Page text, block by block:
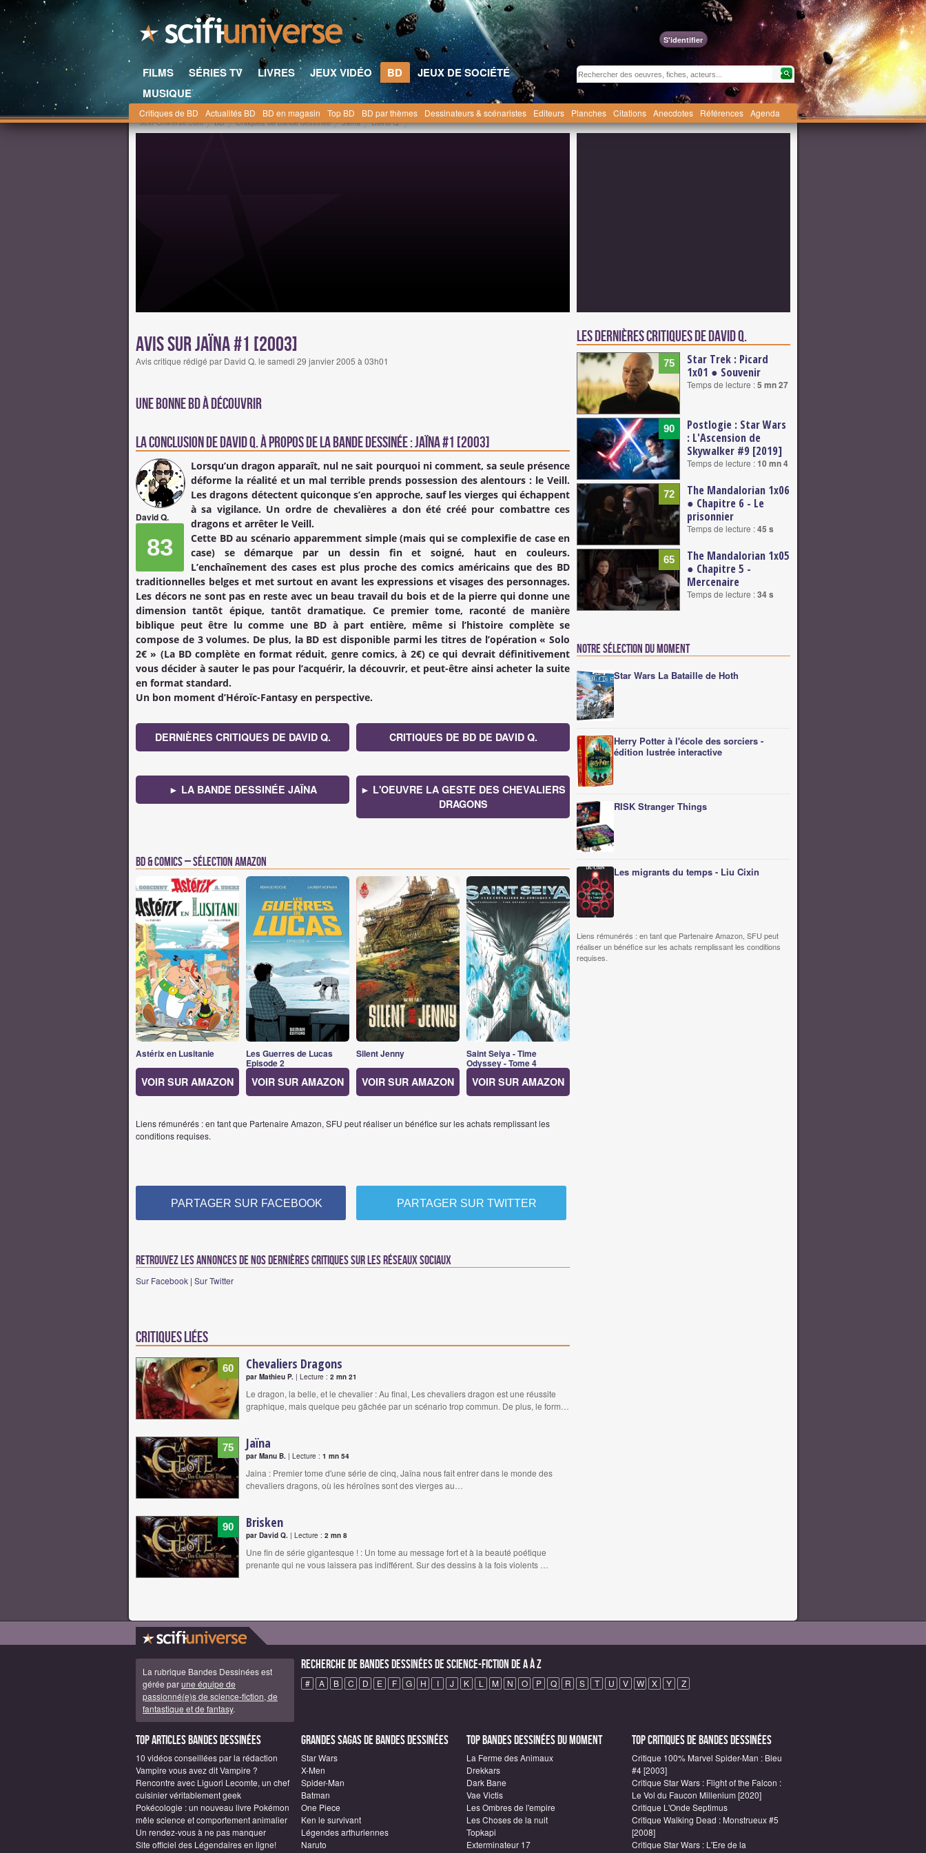
S'identifier
FILMS SÉRIES TV LIVRES JEUX VIDÉO BD
JEUX DE SOCIÉTÉ
MUSIQUE
Critiques de BD Actualités BD BD en magasin Top BD BD par thèmes Dessinateurs & scénaristes Editeurs Planches Citations Anecdotes Références Agenda
Scifi-Universe.com BD Critiques de bande dessinée Jaïna David Q.
Avis sur Jaïna #1 [2003]
Avis critique rédigé par David Q. le samedi 29 janvier 2005 à 03h01
Une bonne BD à découvrir
La conclusion deDavid Q.à propos de la Bande Dessinée : Jaïna #1 [2003]
David Q.
83
Lorsqu’un dragon apparaît, nul ne sait pourquoi ni comment, sa seule présence
déforme la réalité et un mal terrible prends possession des alentours : le Veill.
Les dragons détectent quiconque s’en approche, sauf les vierges qui échappent
à sa vigilance. Un ordre de chevalières a don été créé pour combattre ces
dragons et arrêter le Veill.
Cette BD au scénario apparemment simple (mais qui se complexifie de case en
case) se démarque par un dessin fin et soigné, haut en couleurs.
L’enchaînement des cases est plus proche des comics américains que des BD
traditionnelles belges et met surtout en avant les expressions et visages des personnages.
Les décors ne sont pas en reste avec un beau travail du bois et de la pierre qui donne une
dimension tantôt épique, tantôt dramatique. Ce premier tome, raconté de manière
biblique peut être lu comme une BD à part entière, même si l’histoire complète se
compose de 3 volumes. De plus, la BD est disponible parmi les titres de l’opération « Solo
2€ » (La BD complète en format réduit, genre comics, à 2€) ce qui devrait définitivement
vous décider à sauter le pas pour l’acquérir, la découvrir, et peut-être ainsi acheter la suite
en format standard.
Un bon moment d’Héroïc-Fantasy en perspective.
DERNIÈRES CRITIQUES DE DAVID Q. CRITIQUES DE BD DE DAVID Q.
► LA BANDE DESSINÉE JAÏNA
► L'OEUVRE LA GESTE DES CHEVALIERS
DRAGONS
BD & Comics – Sélection Amazon
Astérix en Lusitanie
VOIR SUR AMAZON
Les Guerres de Lucas
Episode 2
VOIR SUR AMAZON
Silent Jenny
VOIR SUR AMAZON
Saint Seiya - Time
Odyssey - Tome 4
VOIR SUR AMAZON
Liens rémunérés : en tant que Partenaire Amazon, SFU peut réaliser un bénéfice sur les achats remplissant les
conditions requises.
PARTAGER SUR FACEBOOK PARTAGER SUR TWITTER
Retrouvez les annonces de nos dernières critiques sur les réseaux sociaux
Sur Facebook | Sur Twitter
Critiques liées
60 Chevaliers Dragons
par Mathieu P. | Lecture : 2 mn 21
Le dragon, la belle, et le chevalier : Au final, Les chevaliers dragon est une réussite
graphique, mais quelque peu gâchée par un scénario trop commun. De plus, le form…
75 Jaïna
par Manu B. | Lecture : 1 mn 54
Jaina : Premier tome d'une série de cinq, Jaïna nous fait entrer dans le monde des
chevaliers dragons, où les héroïnes sont des vierges au…
90 Brisken
par David Q. | Lecture : 2 mn 8
Une fin de série gigantesque ! : Un tome au message fort et à la beauté poétique
prenante qui ne vous laissera pas indifférent. Sur des dessins à la fois violents …
Les dernières critiques de David Q.
75
Star Trek : Picard
1x01 ● Souvenir
Temps de lecture :5 mn 27
90
Postlogie : Star Wars
: L'Ascension de
Skywalker #9 [2019]
Temps de lecture :10 mn 4
72
The Mandalorian 1x06
● Chapitre 6 - Le
prisonnier
Temps de lecture :45 s
65
The Mandalorian 1x05
● Chapitre 5 -
Mercenaire
Temps de lecture :34 s
Notre sélection du moment
Star Wars La Bataille de Hoth
Herry Potter à l'école des sorciers -
édition lustrée interactive
RISK Stranger Things
Les migrants du temps - Liu Cixin
Liens rémunérés : en tant que Partenaire Amazon, SFU peut
réaliser un bénéfice sur les achats remplissant les conditions
requises.
La rubrique Bandes Dessinées est
gérée parune équipe de
passionné(e)s de science-fiction, de
fantastique et de fantasy.
Recherche de Bandes Dessinées de science-fiction de A à Z
# A B C D E F G H I J K L M N O P Q R S T U V W X Y Z
Top articles Bandes Dessinées
10 vidéos conseillées par la rédaction
Vampire vous avez dit Vampire ?
Rencontre avec Liguori Lecomte, un chef
cuisinier véritablement geek
Pokécologie : un nouveau livre Pokémon
mêle science et comportement animalier
Un rendez-vous à ne pas manquer
Site officiel des Légendaires en ligne!
Grandes sagas de Bandes Dessinées
Star Wars
X-Men
Spider-Man
Batman
One Piece
Ken le survivant
Légendes arthuriennes
Naruto
Top Bandes Dessinées du moment
La Ferme des Animaux
Drekkars
Dark Bane
Vae Victis
Les Ombres de l'empire
Les Choses de la nuit
Topkapi
Exterminateur 17
Top critiques de Bandes Dessinées
Critique 100% Marvel Spider-Man : Bleu
#4 [2003]
Critique Star Wars : Flight of the Falcon :
Le Vol du Faucon Millenium [2020]
Critique L'Onde Septimus
Critique Walking Dead : Monstrueux #5
[2008]
Critique Star Wars : L'Ere de la